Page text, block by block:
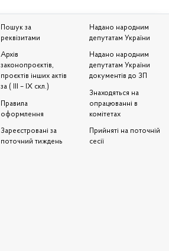
Пошук за
реквізитами
Архів
законопроєктів,
проєктів інших актів
за ( III – IX скл.)
Правила
оформлення
Зареєстровані за
поточний тиждень
Надано народним
депутатам України
Надано народним
депутатам України
документів до ЗП
Знаходяться на
опрацюванні в
комітетах
Прийняті на поточній
сесії